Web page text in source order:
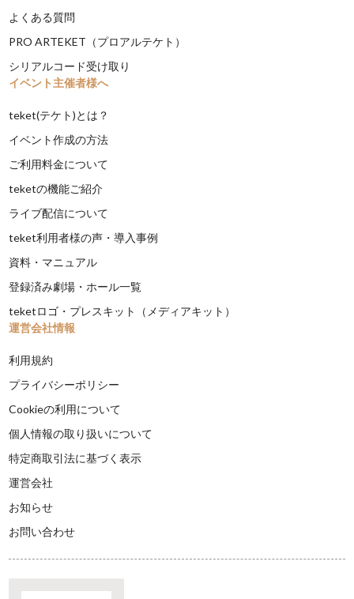
よくある質問
PRO ARTEKET（プロアルテケト）
シリアルコード受け取り
イベント主催者様へ
teket(テケト)とは？
イベント作成の方法
ご利用料金について
teketの機能ご紹介
ライブ配信について
teket利用者様の声・導入事例
資料・マニュアル
登録済み劇場・ホール一覧
teketロゴ・プレスキット（メディアキット）
運営会社情報
利用規約
プライバシーポリシー
Cookieの利用について
個人情報の取り扱いについて
特定商取引法に基づく表示
運営会社
お知らせ
お問い合わせ